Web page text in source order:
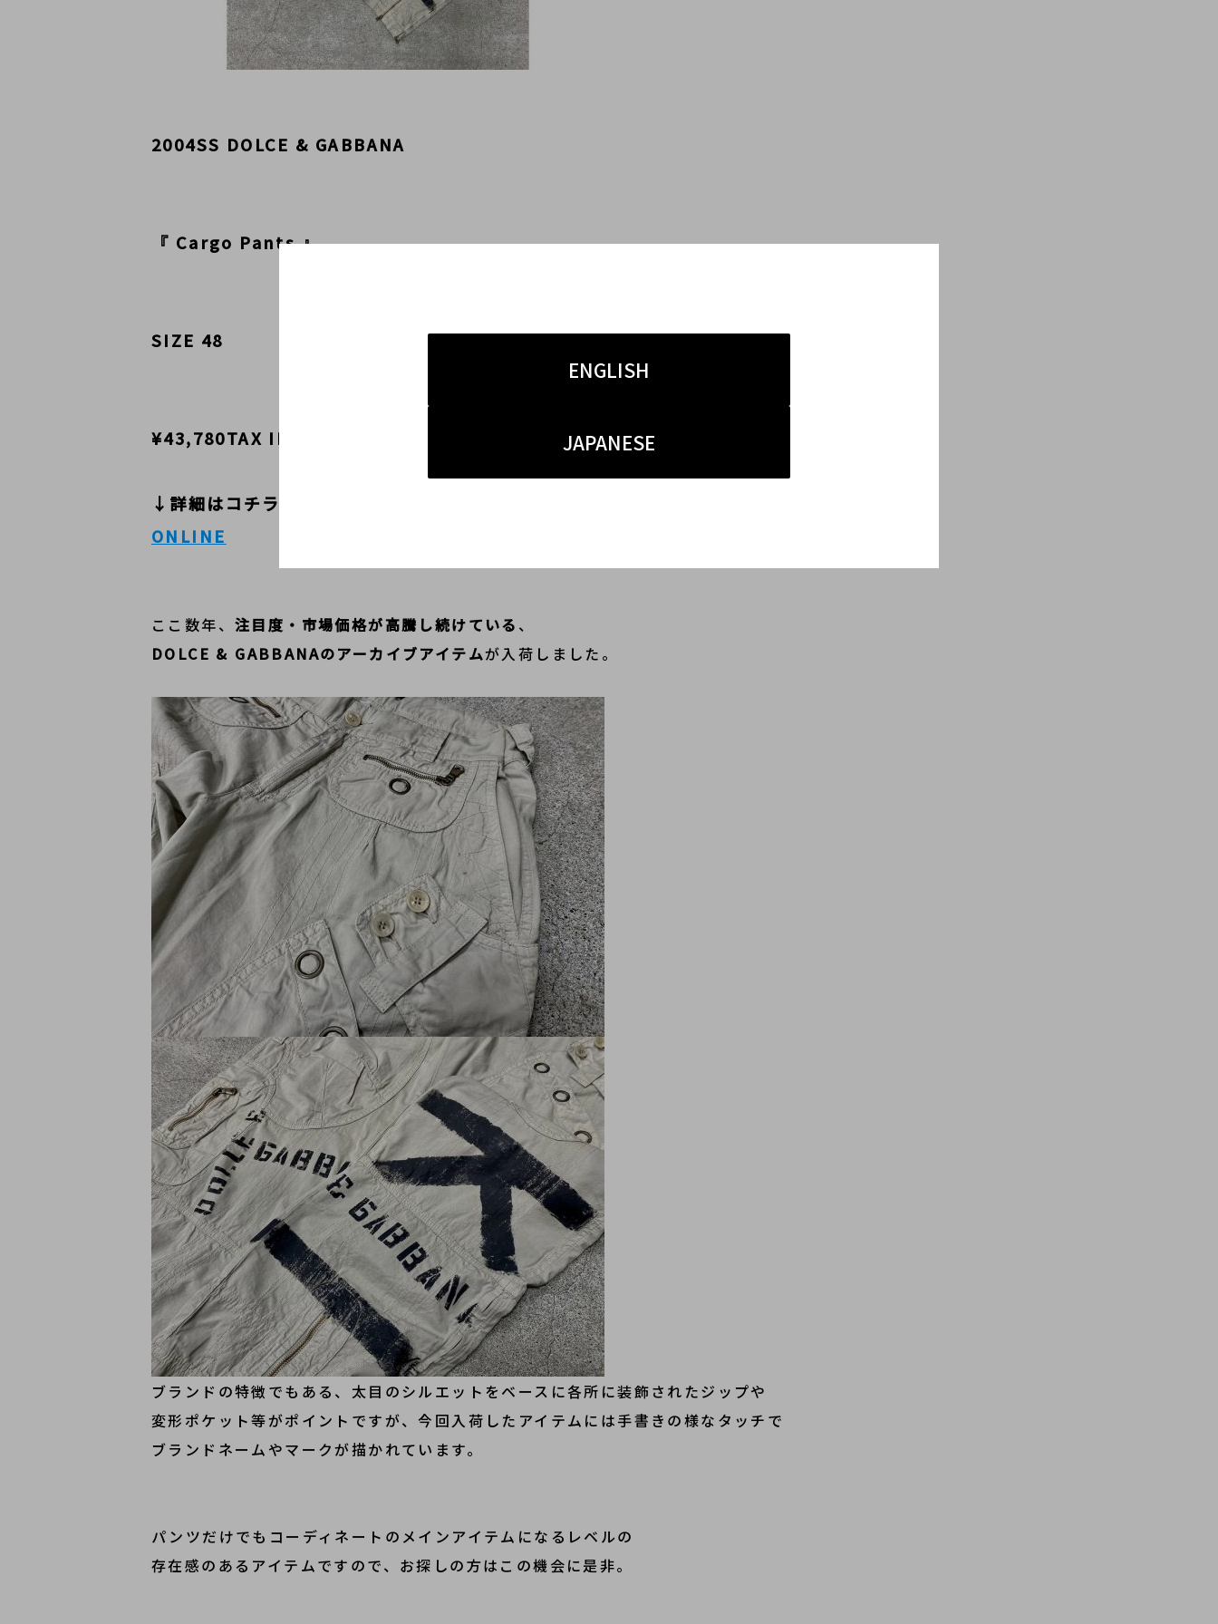
ENGLISH
JAPANESE
2004SS DOLCE & GABBANA
『 Cargo Pants 』
SIZE 48
¥43,780TAX IN
↓詳細はコチラから↓
ONLINE
ここ数年、 注目度・市場価格が高騰し続けている 、
DOLCE & GABBANAのアーカイブアイテムが入荷しました。
ブランドの特徴でもある、太目のシルエットをベースに各所に装飾されたジップや
変形ポケット等がポイントですが、今回入荷したアイテムには手書きの様なタッチで
ブランドネームやマークが描かれています。
パンツだけでもコーディネートのメインアイテムになるレベルの
存在感のあるアイテムですので、お探しの方はこの機会に是非。